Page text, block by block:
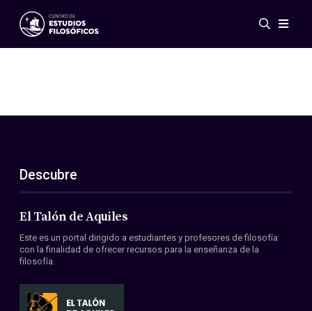
Eventos
ES
EN
Acerca de nosotros
Miembros
Convenios
Descubre
El Talón de Aquiles
Este es un portal dirigido a estudiantes y profesores de filosofía
con la finalidad de ofrecer recursos para la enseñanza de la
filosofía.